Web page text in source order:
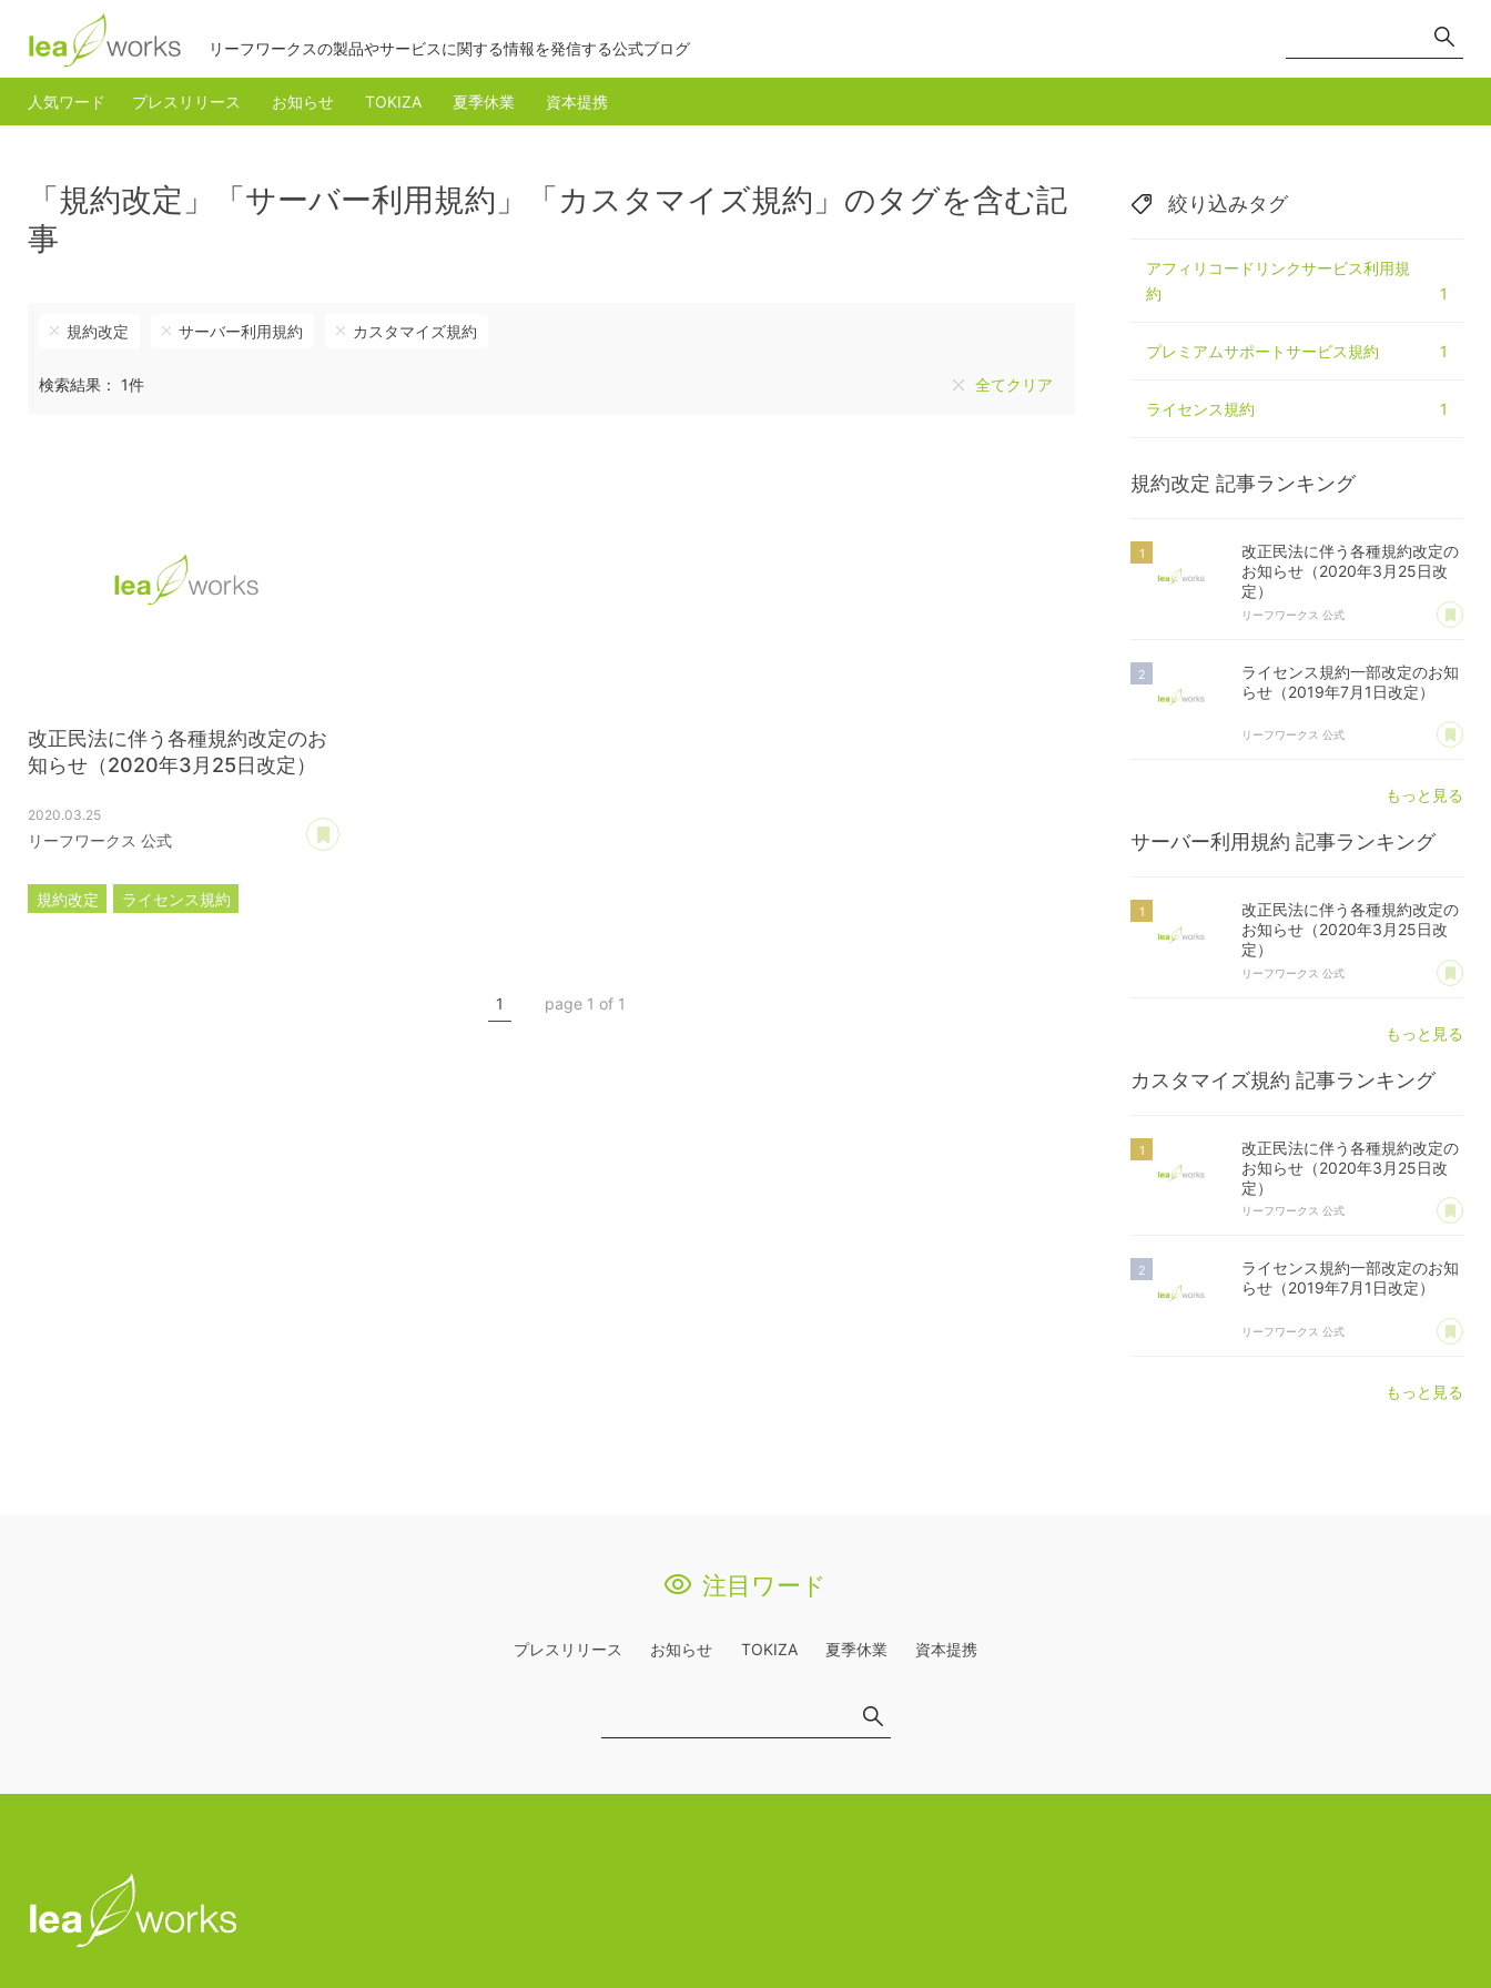
リーフワークスの製品やサービスに関する情報を発信する公式ブログ
人気ワード プレスリリース お知らせ TOKIZA 夏季休業 資本提携
「規約改定」「サーバー利用規約」「カスタマイズ規約」のタグを含む記
事
規約改定 サーバー利用規約 カスタマイズ規約
検索結果： 1件 全てクリア
改正民法に伴う各種規約改定のお
知らせ（2020年3月25日改定）
2020.03.25
リーフワークス 公式
規約改定
ライセンス規約
1 page 1 of 1
絞り込みタグ
アフィリコードリンクサービス利用規
約
1
プレミアムサポートサービス規約 1
ライセンス規約 1
規約改定 記事ランキング
改正民法に伴う各種規約改定の
お知らせ（2020年3月25日改
定）
リーフワークス 公式 あ
ライセンス規約一部改定のお知
らせ（2019年7月1日改定）
リーフワークス 公式 あ
もっと見る
サーバー利用規約 記事ランキング
改正民法に伴う各種規約改定の
お知らせ（2020年3月25日改
定）
リーフワークス 公式 あ
もっと見る
カスタマイズ規約 記事ランキング
改正民法に伴う各種規約改定の
お知らせ（2020年3月25日改
定）
リーフワークス 公式 あ
ライセンス規約一部改定のお知
らせ（2019年7月1日改定）
リーフワークス 公式 あ
もっと見る
注目ワード
プレスリリース お知らせ TOKIZA 夏季休業 資本提携